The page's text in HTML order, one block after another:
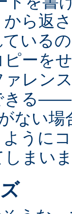
ら返
いる
ーを
レン
きる――
ない
うに
まい